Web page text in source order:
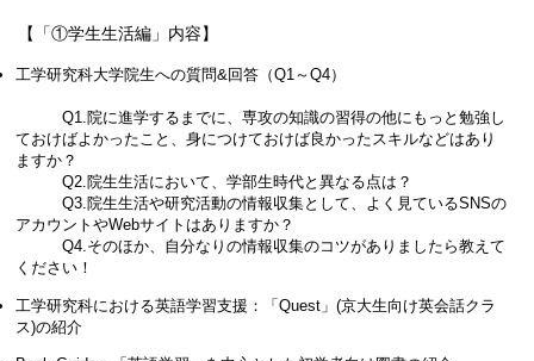
【「①学生生活編」内容】
工学研究科大学院生への質問&回答（Q1～Q4）
Q1.院に進学するまでに、専攻の知識の習得の他にもっと勉強し
ておけばよかったこと、身につけておけば良かったスキルなどはあり
ますか？
Q2.院生生活において、学部生時代と異なる点は？
Q3.院生生活や研究活動の情報収集として、よく見ているSNSの
アカウントやWebサイトはありますか？
Q4.そのほか、自分なりの情報収集のコツがありましたら教えて
ください！
工学研究科における英語学習支援：「Quest」(京大生向け英会話クラ
ス)の紹介